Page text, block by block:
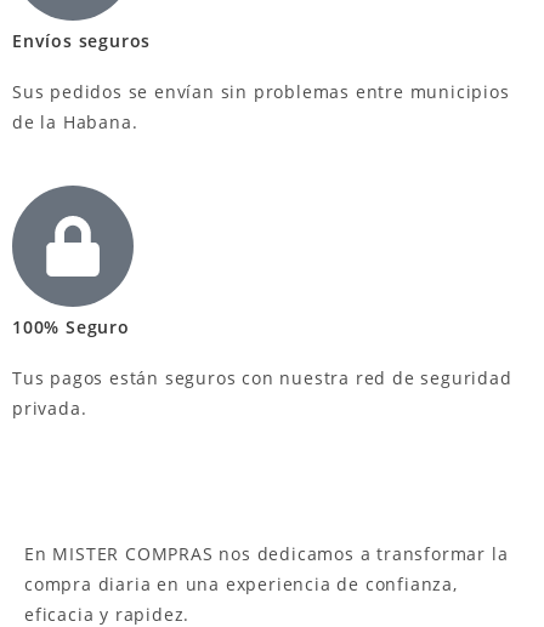
Envíos seguros
Sus pedidos se envían sin problemas entre municipios
de la Habana.
100% Seguro
Tus pagos están seguros con nuestra red de seguridad
privada.
En MISTER COMPRAS nos dedicamos a transformar la
compra diaria en una experiencia de confianza,
eficacia y rapidez.